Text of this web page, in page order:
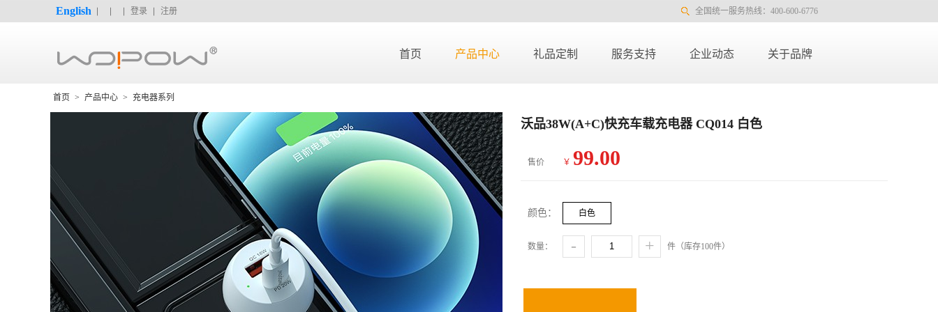
全国统一服务热线：400-600-6776
English 登录 注册
首页 产品中心 礼品定制 服务支持 企业动态 关于品牌
首页 > 产品中心 > 充电器系列
沃品38W(A+C)快充车载充电器 CQ014 白色
售价 ￥ 99.00
颜色： 白色
数量： - + 件（库存100件）